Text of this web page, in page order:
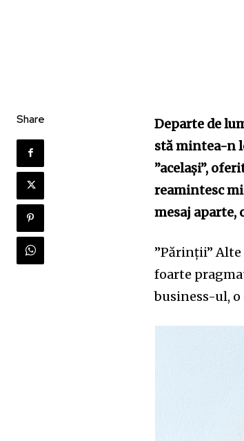
Share
Departe de
stă mintea-n
”același”,
reamintesc
mesaj aparte,
”Părinții”
foarte
business-ul,